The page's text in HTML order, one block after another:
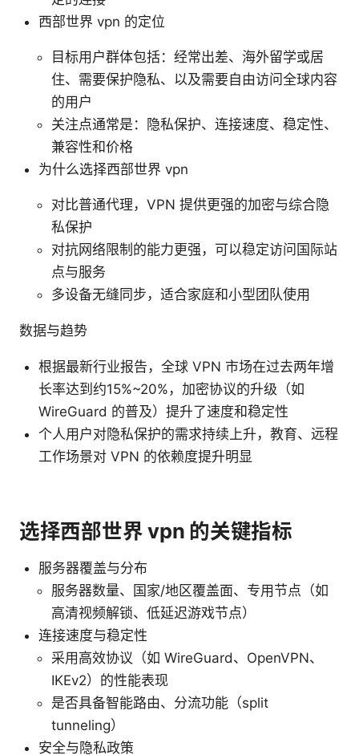
西部世界 vpn 的定位
目标用户群体包括：经常出差、海外留学或居
住、需要保护隐私、以及需要自由访问全球内容
的用户
关注点通常是：隐私保护、连接速度、稳定性、
兼容性和价格
为什么选择西部世界 vpn
对比普通代理，VPN 提供更强的加密与综合隐
私保护
对抗网络限制的能力更强，可以稳定访问国际站
点与服务
多设备无缝同步，适合家庭和小型团队使用
数据与趋势
根据最新行业报告，全球 VPN 市场在过去两年增
长率达到约15%~20%，加密协议的升级（如
WireGuard 的普及）提升了速度和稳定性
个人用户对隐私保护的需求持续上升，教育、远程
工作场景对 VPN 的依赖度提升明显
选择西部世界 vpn 的关键指标
服务器覆盖与分布
服务器数量、国家/地区覆盖面、专用节点（如
高清视频解锁、低延迟游戏节点）
连接速度与稳定性
采用高效协议（如 WireGuard、OpenVPN、
IKEv2）的性能表现
是否具备智能路由、分流功能（split
tunneling）
安全与隐私政策